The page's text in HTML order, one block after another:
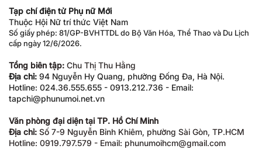
Tạp chí điện tử Phụ nữ Mới
Thuộc Hội Nữ trí thức Việt Nam
Số giấy phép: 81/GP-BVHTTDL do Bộ Văn Hóa, Thể Thao và Du Lịch
cấp ngày 12/6/2026.
Tổng biên tập: Chu Thị Thu Hằng
Địa chỉ: 94 Nguyễn Hy Quang, phường Đống Đa, Hà Nội.
Hotline: 024.36.555.655 - 0913.212.736 - Email:
tapchi@phunumoi.net.vn
Văn phòng đại diện tại TP. Hồ Chí Minh
Địa chỉ: Số 7-9 Nguyễn Bỉnh Khiêm, phường Sài Gòn, TP.HCM
Hotline: 0919.797.579 - Email: phunumoihcm@gmail.com